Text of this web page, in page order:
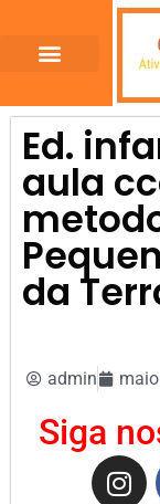
Ed.
aula
da
admin
Siga